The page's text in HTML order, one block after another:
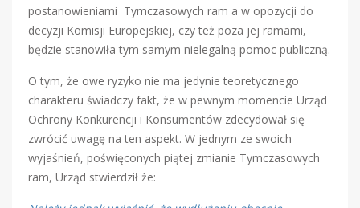
postanowieniami Tymczasowych ram a w opozycji do
decyzji Komisji Europejskiej, czy też poza jej ramami,
będzie stanowiła tym samym nielegalną pomoc publiczną.
O tym, że owe ryzyko nie ma jedynie teoretycznego
charakteru świadczy fakt, że w pewnym momencie Urząd
Ochrony Konkurencji i Konsumentów zdecydował się
zwrócić uwagę na ten aspekt. W jednym ze swoich
wyjaśnień, poświęconych piątej zmianie Tymczasowych
ram, Urząd stwierdził że: